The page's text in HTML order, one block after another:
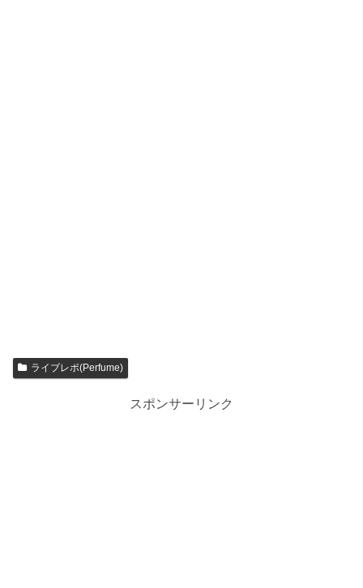
ライブレポ(Perfume)
スポンサーリンク